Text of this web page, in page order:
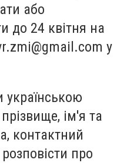
або
до 24 квітня на
у
українською
ім'я та
контактний
про